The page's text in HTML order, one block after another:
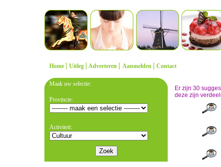
Home | Uitleg | Adverteren | Aanmelden | Contact
Maak uw selectie:
Provincie:
Activiteit:
Er zijn 30
deze zijn